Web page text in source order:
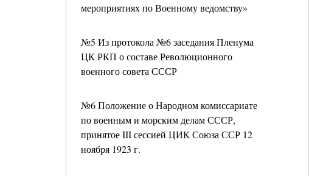
мероприятиях по Военному ведомству»
№5 Из протокола №6 заседания Пленума
ЦК РКП о составе Революционного
военного совета СССР
№6 Положение о Народном комиссариате
по военным и морским делам СССР,
принятое III сессией ЦИК Союза ССР 12
ноября 1923 г.